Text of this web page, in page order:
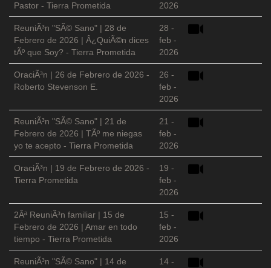
Pastor - Tierra Prometida
2026
ReuniÃ³n "SÃ© Sano" | 28 de
Febrero de 2026 | Â¿QuiÃ©n dices
tÃº que Soy? - Tierra Prometida
28 -
feb -
2026
OraciÃ³n | 26 de Febrero de 2026 -
Roberto Stevenson E.
26 -
feb -
2026
ReuniÃ³n "SÃ© Sano" | 21 de
Febrero de 2026 | TÃº me niegas
yo te acepto - Tierra Prometida
21 -
feb -
2026
OraciÃ³n | 19 de Febrero de 2026 -
Tierra Prometida
19 -
feb -
2026
2Âª ReuniÃ³n familiar | 15 de
Febrero de 2026 | Amar en todo
tiempo - Tierra Prometida
15 -
feb -
2026
ReuniÃ³n "SÃ© Sano" | 14 de
14 -